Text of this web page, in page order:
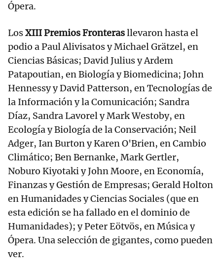
Ópera.
LosXIII Premios Fronterasllevaron hasta el
podio a Paul Alivisatos y Michael Grätzel, en
Ciencias Básicas; David Julius y Ardem
Patapoutian, en Biología y Biomedicina; John
Hennessy y David Patterson, en Tecnologías de
la Información y la Comunicación; Sandra
Díaz, Sandra Lavorel y Mark Westoby, en
Ecología y Biología de la Conservación; Neil
Adger, Ian Burton y Karen O'Brien, en Cambio
Climático; Ben Bernanke, Mark Gertler,
Noburo Kiyotaki y John Moore, en Economía,
Finanzas y Gestión de Empresas; Gerald Holton
en Humanidades y Ciencias Sociales (que en
esta edición se ha fallado en el dominio de
Humanidades); y Peter Eötvös, en Música y
Ópera. Una selección de gigantes, como pueden
ver.